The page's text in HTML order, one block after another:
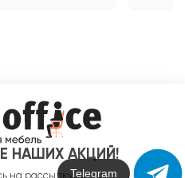
НАШИХ АКЦИЙ!
Max